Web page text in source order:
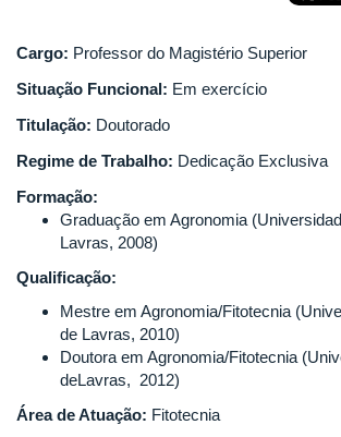
Cargo: Professor do Magistério Superior
Situação Funcional: Em exercício
Titulação: Doutorado
Regime de Trabalho: Dedicação Exclusiva
Formação:
Graduação em Agronomia
Lavras, 2008)
Qualificação:
Mestre em Agronomia/Fitotecnia
de Lavras, 2010)
Doutora em Agronomia/Fitotecnia
deLavras, 2012)
Área de Atuação: Fitotecnia